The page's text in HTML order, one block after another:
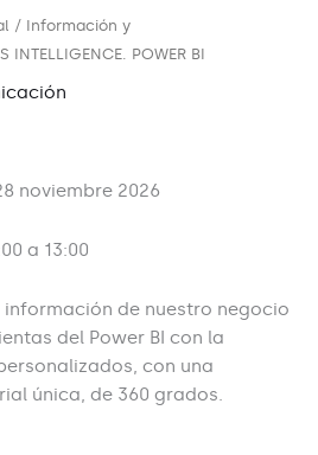
/ Información y
INTELLIGENCE. POWER BI
noviembre 2026
a 13:00
de nuestro negocio
del Power BI con la
con una
única, de 360 grados.